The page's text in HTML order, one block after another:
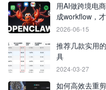
用AI做跨境电
成workflow，
2026-06-15
推荐几款实用
具
2024-03-27
如何高效去重